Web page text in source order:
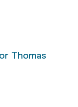
Thomas